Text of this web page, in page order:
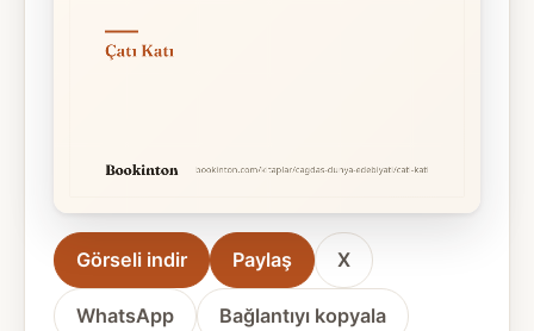
Görseli indir Paylaş X
WhatsApp Bağlantıyı kopyala